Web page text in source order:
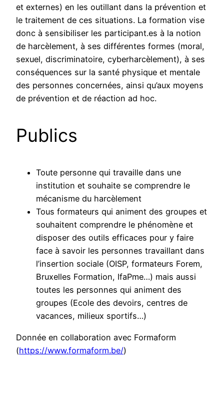
et externes) en les outillant dans la prévention et
le traitement de ces situations. La formation vise
donc à sensibiliser les participant.es à la notion
de harcèlement, à ses différentes formes (moral,
sexuel, discriminatoire, cyberharcèlement), à ses
conséquences sur la santé physique et mentale
des personnes concernées, ainsi qu’aux moyens
de prévention et de réaction ad hoc.
Publics
Toute personne qui travaille dans une
institution et souhaite se comprendre le
mécanisme du harcèlement
Tous formateurs qui animent des groupes et
souhaitent comprendre le phénomène et
disposer des outils efficaces pour y faire
face à savoir les personnes travaillant dans
l’insertion sociale (OISP, formateurs Forem,
Bruxelles Formation, IfaPme…) mais aussi
toutes les personnes qui animent des
groupes (Ecole des devoirs, centres de
vacances, milieux sportifs…)
Donnée en collaboration avec Formaform
(https://www.formaform.be/)